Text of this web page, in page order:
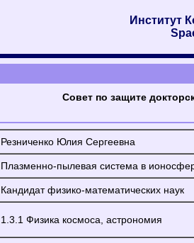
Институт
Совет по защите
Резниченко Юлия Сергеевна
Плазменно-пылевая система в
Кандидат физико-математических наук
1.3.1 Физика космоса, астрономия